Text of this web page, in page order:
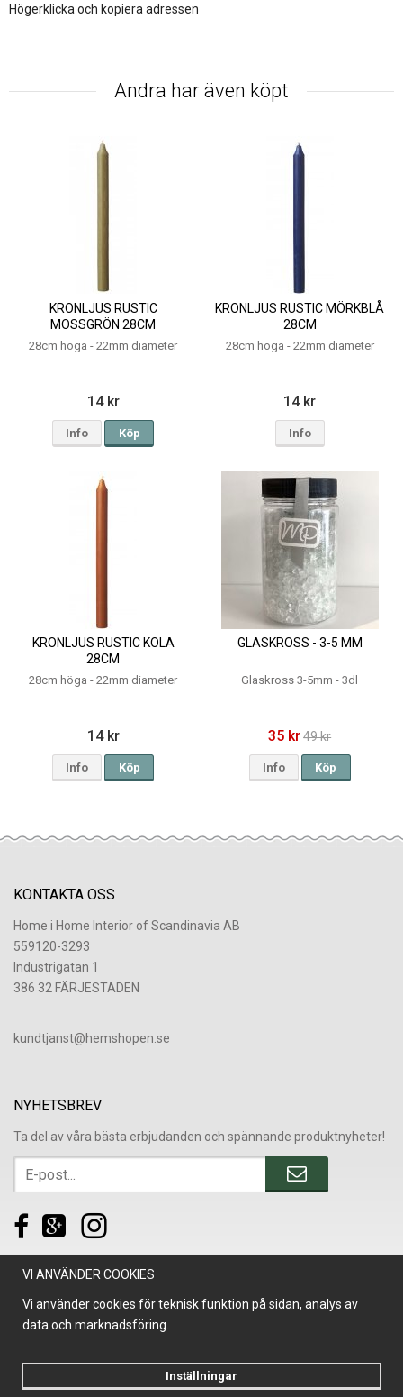
Högerklicka och kopiera adressen
Andra har även köpt
KRONLJUS RUSTIC
MOSSGRÖN 28CM
28cm höga - 22mm diameter
14 kr
Info Köp
KRONLJUS RUSTIC MÖRKBLÅ
28CM
28cm höga - 22mm diameter
14 kr
Info
KRONLJUS RUSTIC KOLA
28CM
28cm höga - 22mm diameter
14 kr
Info Köp
GLASKROSS - 3-5 MM
Glaskross 3-5mm - 3dl
35 kr49 kr
Info Köp
KONTAKTA OSS
Home i Home Interior of Scandinavia AB
559120-3293
Industrigatan 1
386 32 FÄRJESTADEN
​kundtjanst@hemshopen.se
NYHETSBREV
Ta del av våra bästa erbjudanden och spännande produktnyheter!
VI ANVÄNDER COOKIES
Vi använder cookies för teknisk funktion på sidan, analys av
data och marknadsföring.
Inställningar